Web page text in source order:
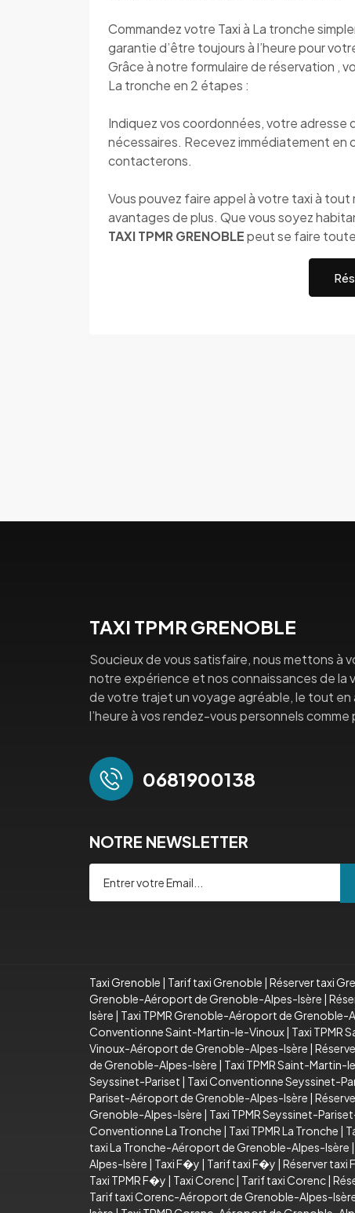
Commandez votre Taxi à La tronche
garantie d’être toujours à l’heure pour
Grâce à notre formulaire de réservation ,
La tronche en 2 étapes :
Indiquez vos coordonnées, votre adresse
nécessaires. Recevez immédiatement
contacterons.
Vous pouvez faire appel à votre taxi à
avantages de plus. Que vous soyez
TAXI TPMR GRENOBLEpeut se faire
TAXI TPMR GRENOBLE
Soucieux de vous satisfaire, nous mettons à
notre expérience et nos connaissances de la
de votre trajet un voyage agréable, le tout en
l’heure à vos rendez-vous personnels
0681900138
NOTRE NEWSLETTER
Taxi Grenoble Tarif taxi Grenoble Réserver taxi
Grenoble-Aéroport de Grenoble-Alpes-Isère
Isère
Taxi TPMR Grenoble-Aéroport de Grenoble-
Conventionne Saint-Martin-le-Vinoux Taxi TPMR
Vinoux-Aéroport de Grenoble-Alpes-Isère
de Grenoble-Alpes-Isère
Taxi TPMR Saint-
Seyssinet-Pariset
Taxi Conventionne Seyssinet-
Pariset-Aéroport de Grenoble-Alpes-Isère
Grenoble-Alpes-Isère
Taxi TPMR Seyssinet-
Conventionne La Tronche
Taxi TPMR La Tronche
taxi La Tronche-Aéroport de Grenoble-Alpes-Isère
Alpes-Isère
Taxi F�y Tarif taxi F�y Réserver taxi
Taxi TPMR F�y
Taxi Corenc Tarif taxi Corenc
Tarif taxi Corenc-Aéroport de Grenoble-Alpes-